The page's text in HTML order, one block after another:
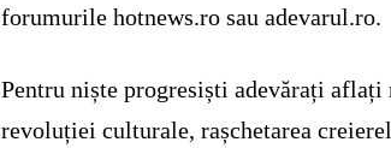
forumurile hotnews.ro sau adevarul.ro.
Pentru niște progresiști adevărați
revoluției culturale, rașchetarea